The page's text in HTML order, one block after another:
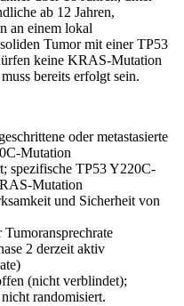
ab 12 Jahren,
an einem lokal
Tumor mit einer TP53
keine KRAS-Mutation
bereits erfolgt sein.
oder metastasierte
Mutation
spezifische TP53 Y220C-
Mutation
und Sicherheit von
2 derzeit aktiv
(nicht verblindet);
randomisiert.